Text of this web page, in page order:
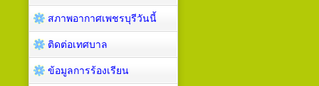
สภาพอากาศเพชรบุรีวันนี้
ติดต่อเทศบาล
ข้อมูลการร้องเรียน